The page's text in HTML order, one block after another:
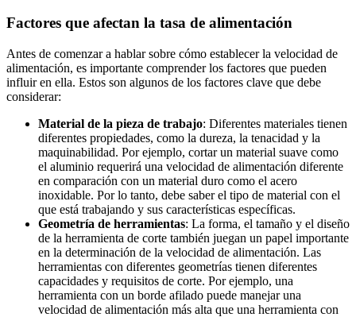
Factores que afectan la tasa de alimentación
Antes de comenzar a hablar sobre cómo establecer la velocidad de
alimentación, es importante comprender los factores que pueden
influir en ella. Estos son algunos de los factores clave que debe
considerar:
Material de la pieza de trabajo: Diferentes materiales tienen
diferentes propiedades, como la dureza, la tenacidad y la
maquinabilidad. Por ejemplo, cortar un material suave como
el aluminio requerirá una velocidad de alimentación diferente
en comparación con un material duro como el acero
inoxidable. Por lo tanto, debe saber el tipo de material con el
que está trabajando y sus características específicas.
Geometría de herramientas: La forma, el tamaño y el diseño
de la herramienta de corte también juegan un papel importante
en la determinación de la velocidad de alimentación. Las
herramientas con diferentes geometrías tienen diferentes
capacidades y requisitos de corte. Por ejemplo, una
herramienta con un borde afilado puede manejar una
velocidad de alimentación más alta que una herramienta con